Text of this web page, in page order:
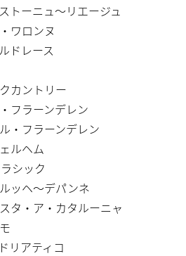
トーニュ〜リエージュ
ワロンヌ
ドレース
カントリー
フラーンデレン
・フラーンデレン
ルヘム
シック
ッヘ〜デパンネ
タ・ア・カタルーニャ
リアティコ